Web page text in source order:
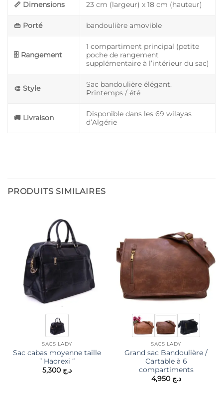
📏 Dimensions 23 cm (largeur) x 18 cm (hauteur)
👜 Porté bandoulière amovible
🗄️ Rangement
1 compartiment principal (petite
poche de rangement
supplémentaire à l’intérieur du sac)
🎨 Style
Sac bandoulière élégant.
Printemps / été
🚚 Livraison
Disponible dans les 69 wilayas
d’Algérie
PRODUITS SIMILAIRES
SACS LADY
Sac cabas moyenne taille
” Haorexi “
د.ج
SACS LADY
Grand sac Bandoulière /
Cartable à 6
compartiments
د.ج 4,950